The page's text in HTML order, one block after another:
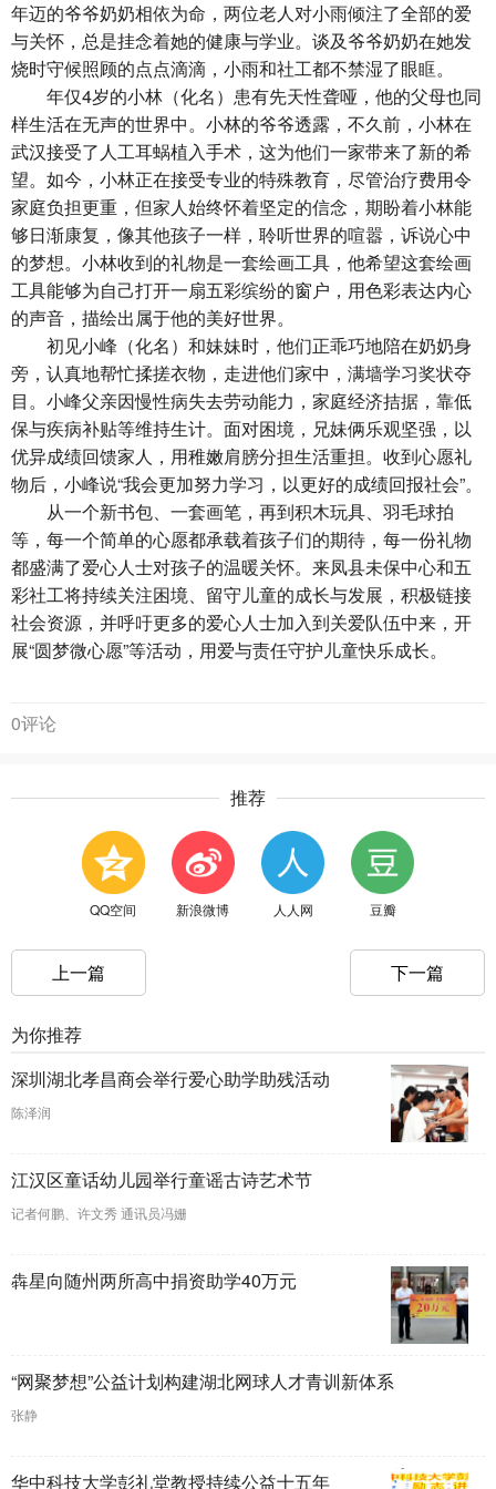
年迈的爷爷奶奶相依为命，两位老人对小雨倾注了全部的爱
与关怀，总是挂念着她的健康与学业。谈及爷爷奶奶在她发
烧时守候照顾的点点滴滴，小雨和社工都不禁湿了眼眶。
年仅4岁的小林（化名）患有先天性聋哑，他的父母也同
样生活在无声的世界中。小林的爷爷透露，不久前，小林在
武汉接受了人工耳蜗植入手术，这为他们一家带来了新的希
望。如今，小林正在接受专业的特殊教育，尽管治疗费用令
家庭负担更重，但家人始终怀着坚定的信念，期盼着小林能
够日渐康复，像其他孩子一样，聆听世界的喧嚣，诉说心中
的梦想。小林收到的礼物是一套绘画工具，他希望这套绘画
工具能够为自己打开一扇五彩缤纷的窗户，用色彩表达内心
的声音，描绘出属于他的美好世界。
初见小峰（化名）和妹妹时，他们正乖巧地陪在奶奶身
旁，认真地帮忙揉搓衣物，走进他们家中，满墙学习奖状夺
目。小峰父亲因慢性病失去劳动能力，家庭经济拮据，靠低
保与疾病补贴等维持生计。面对困境，兄妹俩乐观坚强，以
优异成绩回馈家人，用稚嫩肩膀分担生活重担。收到心愿礼
物后，小峰说“我会更加努力学习，以更好的成绩回报社会”。
从一个新书包、一套画笔，再到积木玩具、羽毛球拍
等，每一个简单的心愿都承载着孩子们的期待，每一份礼物
都盛满了爱心人士对孩子的温暖关怀。来凤县未保中心和五
彩社工将持续关注困境、留守儿童的成长与发展，积极链接
社会资源，并呼吁更多的爱心人士加入到关爱队伍中来，开
展“圆梦微心愿”等活动，用爱与责任守护儿童快乐成长。
0评论
推荐
QQ空间 新浪微博 人人网 豆瓣
上一篇 下一篇
为你推荐
深圳湖北孝昌商会举行爱心助学助残活动
陈泽润
江汉区童话幼儿园举行童谣古诗艺术节
记者何鹏、许文秀 通讯员冯姗
犇星向随州两所高中捐资助学40万元
“网聚梦想”公益计划构建湖北网球人才青训新体系
张静
华中科技大学彭礼堂教授持续公益十五年